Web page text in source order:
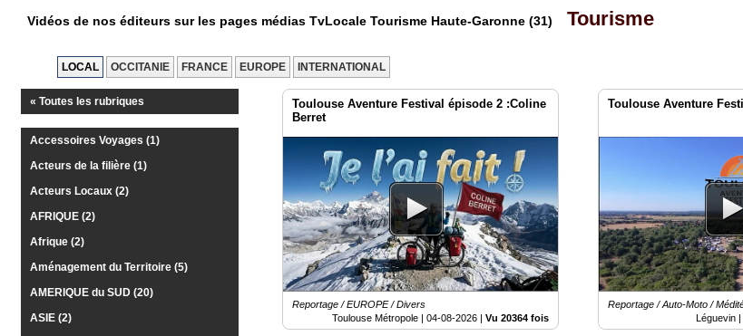
France
RUBRIQUES
Agenda
Gazette
Médias
groupe
Prémium
Vidéos de nos éditeurs sur les pages médias TvLocale Tourisme Haute-Garonne (31) Tourisme
LOCAL OCCITANIE FRANCE EUROPE INTERNATIONAL
« Toutes les rubriques
Accessoires Voyages (1)
Acteurs de la filière (1)
Acteurs Locaux (2)
AFRIQUE (2)
Afrique (2)
Aménagement du Territoire (5)
AMERIQUE du SUD (20)
ASIE (2)
Toulouse Aventure Festival épisode 2 :Coline
Berret
Reportage / EUROPE / Divers
Toulouse Métropole |04-08-2026 |Vu 20364 fois
Toulouse Aventure
Reportage / Auto-Moto /
Léguevin |